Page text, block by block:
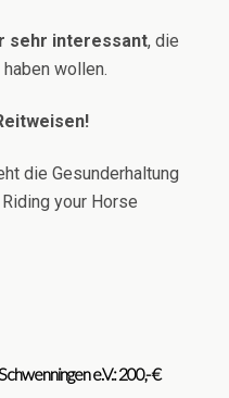
sehr interessant, die
wollen.
die Gesunderhaltung
your Horse
e.V.: 200,- €